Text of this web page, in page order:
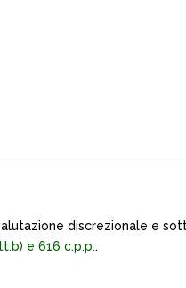
discrezionale e
e 616 c.p.p..